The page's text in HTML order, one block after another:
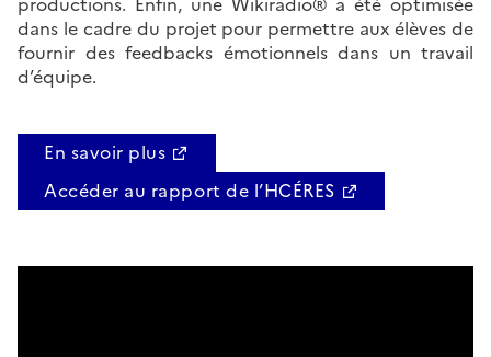
productions. Enfin, une Wikiradio® a été optimisée
dans le cadre du projet pour permettre aux élèves de
fournir des feedbacks émotionnels dans un travail
d’équipe.
En savoir plus
Accéder au rapport de l’HCÉRES